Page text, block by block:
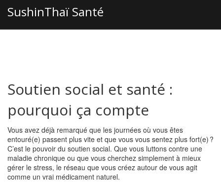
SushinThaï Santé
Soutien social et santé :
pourquoi ça compte
Vous avez déjà remarqué que les journées où vous êtes
entouré(e) passent plus vite et que vous vous sentez plus fort(e) ?
C’est le pouvoir du soutien social. Que vous luttons contre une
maladie chronique ou que vous cherchez simplement à mieux
gérer le stress, le réseau que vous créez autour de vous agit
comme un vrai médicament naturel.